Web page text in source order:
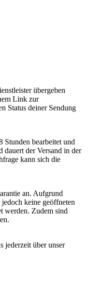
übergeben
Link zur
Status deiner Sendung
Stunden bearbeitet und
dauert der Versand in der
kann sich die
an. Aufgrund
keine geöffneten
werden. Zudem sind
jederzeit über unser